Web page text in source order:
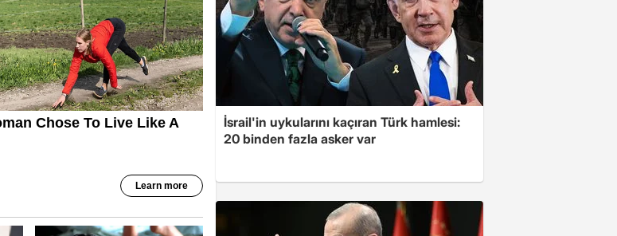
İsrail'in uykularını kaçıran Türk hamlesi:
20 binden fazla asker var